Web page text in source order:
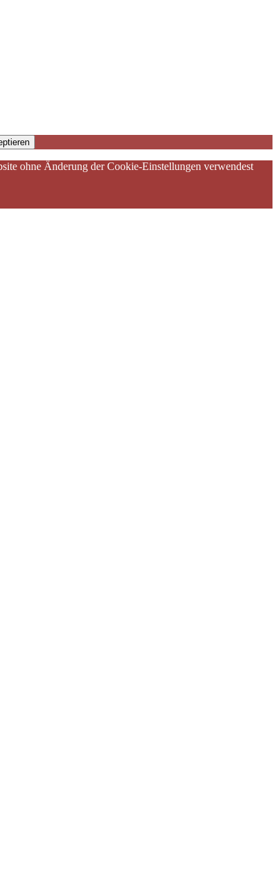
ohne Änderung der Cookie-Einstellungen verwendest